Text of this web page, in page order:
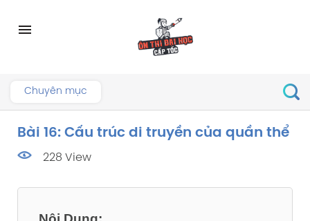
menu
Chuyên mục
Bài 16: Cấu trúc di truyền của quần thể
228 View